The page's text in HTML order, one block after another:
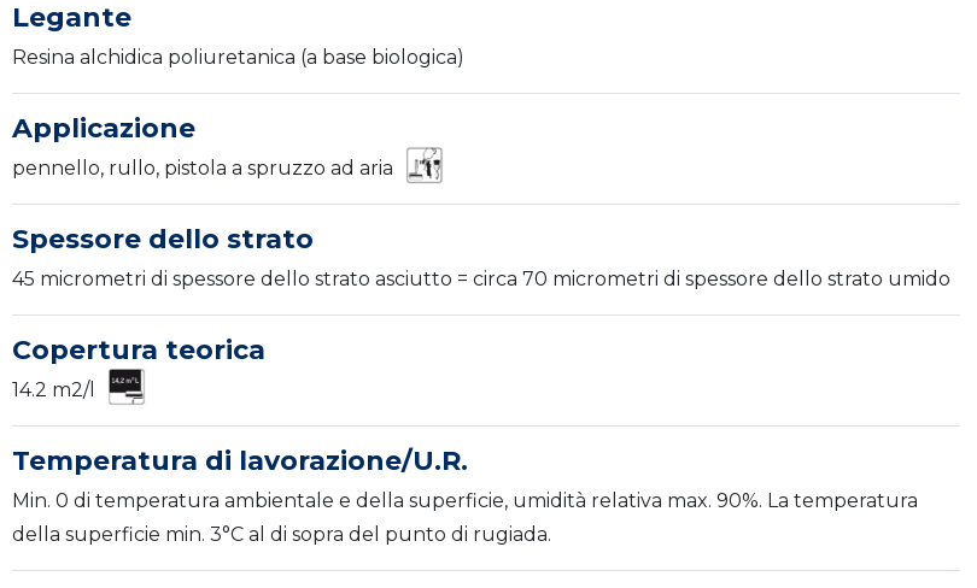
Legante
Resina alchidica poliuretanica (a base biologica)
Applicazione
pennello, rullo, pistola a spruzzo ad aria
Spessore dello strato
45 micrometri di spessore dello strato asciutto = circa 70 micrometri di spessore dello strato umido
Copertura teorica
14.2 m2/l
Temperatura di lavorazione/U.R.
Min. 0 di temperatura ambientale e della superficie, umidità relativa max. 90%. La temperatura
della superficie min. 3°C al di sopra del punto di rugiada.